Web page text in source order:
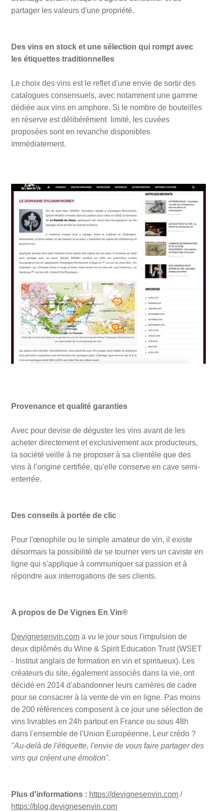
partager les valeurs d'une propriété.
Des vins en stock et une sélection qui rompt avec
les étiquettes traditionnelles
Le choix des vins est le reflet d'une envie de sortir des
catalogues consensuels, avec notamment une gamme
dédiée aux vins en amphore. Si le nombre de bouteilles
en réserve est délibérément limité, les cuvées
proposées sont en revanche disponibles
immédiatement.
Provenance et qualité garanties
Avec pour devise de déguster les vins avant de les
acheter directement et exclusivement aux producteurs,
la société veille à ne proposer à sa clientèle que des
vins à l’origine certifiée, qu'elle conserve en cave semi-
enterrée.
Des conseils à portée de clic
Pour l'œnophile ou le simple amateur de vin, il existe
désormais la possibilité de se tourner vers un caviste en
ligne qui s'applique à communiquer sa passion et à
répondre aux interrogations de ses clients.
A propos de De Vignes En Vin®
Devignesenvin.com a vu le jour sous l'impulsion de
deux diplômés du Wine & Spirit Education Trust (WSET
- Institut anglais de formation en vin et spiritueux). Les
créateurs du site, également associés dans la vie, ont
décidé en 2014 d'abandonner leurs carrières de cadre
pour se consacrer à la vente de vin en ligne. Pas moins
de 200 références composent à ce jour une sélection de
vins livrables en 24h partout en France ou sous 48h
dans l'ensemble de l'Union Européenne. Leur crédo ?
"Au-delà de l'étiquette, l'envie de vous faire partager des
vins qui créent une émotion".
Plus d'informations : https://devignesenvin.com /
https://blog.devignesenvin.com